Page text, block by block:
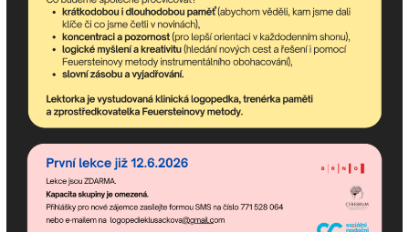
Odebírejte newsletter!
newsletter obsahuje nejaktuálnější nadcházející akce
komunitního centra a dění v asociaci.